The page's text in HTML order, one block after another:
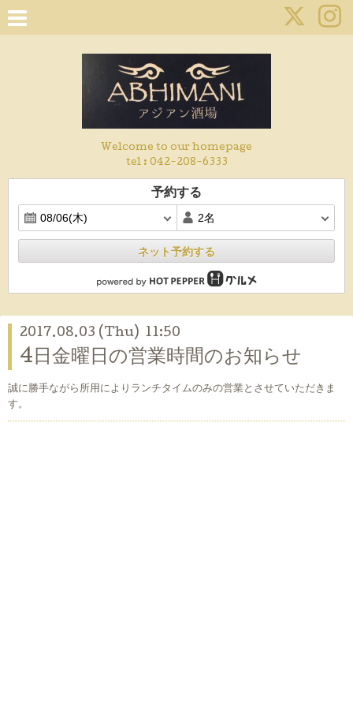
Welcome to our homepage
tel : 042-208-6333
予約する
ネット予約する
2017.08.03 (Thu) 11:50
4日金曜日の営業時間のお知らせ
誠に勝手ながら所用によりランチタイムのみの営業とさせていただきま
す。